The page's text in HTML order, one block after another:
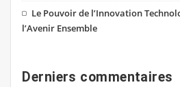
Le Pouvoir de l’Innovation
l’Avenir Ensemble
Derniers commentaires